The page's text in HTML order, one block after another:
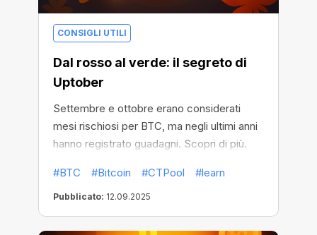
CONSIGLI UTILI
Dal rosso al verde: il segreto di
Uptober
Settembre e ottobre erano considerati
mesi rischiosi per BTC, ma negli ultimi anni
hanno registrato guadagni. Scopri di più.
#BTC #Bitcoin #CTPool #learn
Pubblicato: 12.09.2025